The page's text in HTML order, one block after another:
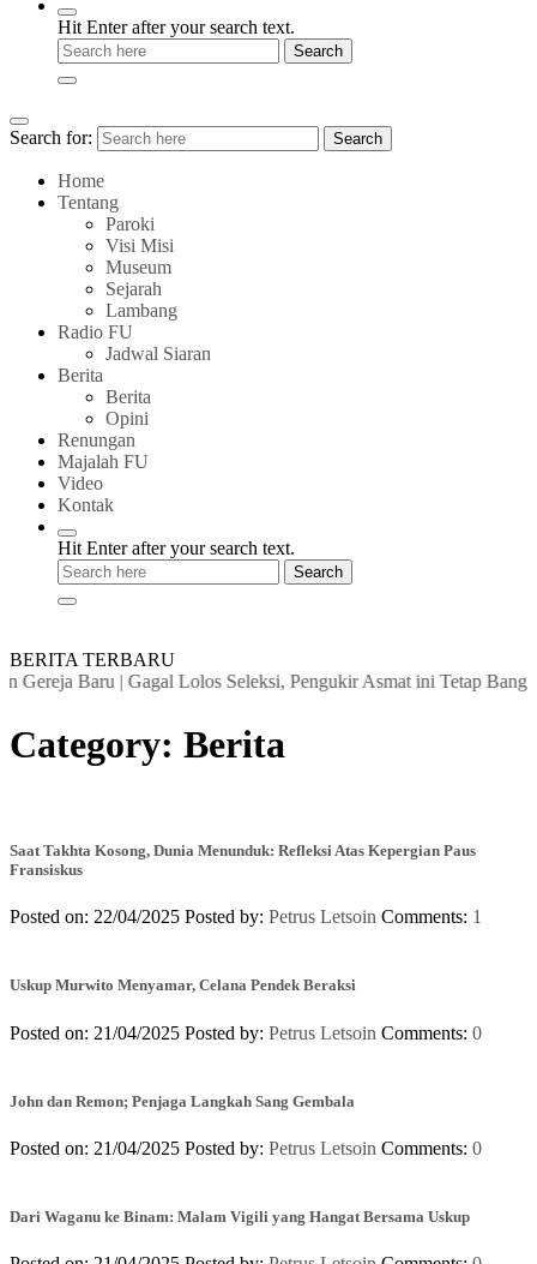
Hit Enter after your search text.
Search for: Search
Home
Tentang
Paroki
Visi Misi
Museum
Sejarah
Lambang
Radio FU
Jadwal Siaran
Berita
Berita
Opini
Renungan
Majalah FU
Video
Kontak
Hit Enter after your search text.
BERITA TERBARU
Gereja Baru| Gagal Lolos Seleksi, Pengukir Asmat ini Tetap
Category: Berita
Saat Takhta Kosong, Dunia Menunduk: Refleksi Atas Kepergian Paus
Fransiskus
Posted on: 22/04/2025 Posted by: Petrus Letsoin Comments: 1
Uskup Murwito Menyamar, Celana Pendek Beraksi
Posted on: 21/04/2025 Posted by: Petrus Letsoin Comments: 0
John dan Remon; Penjaga Langkah Sang Gembala
Posted on: 21/04/2025 Posted by: Petrus Letsoin Comments: 0
Dari Waganu ke Binam: Malam Vigili yang Hangat Bersama Uskup